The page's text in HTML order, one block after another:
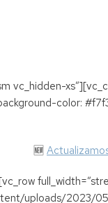
vc_hidden-
color:
🆕
uploads/2023/